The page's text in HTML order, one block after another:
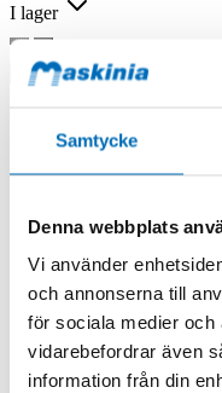
Samtycke
Denna webbplats
Vi använder
och annonserna till
för sociala medier
vidarebefordrar även
information från din
I lager